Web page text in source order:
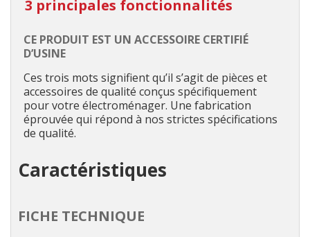
3 principales fonctionnalités
CE PRODUIT EST UN ACCESSOIRE CERTIFIÉ
D’USINE
Ces trois mots signifient qu’il s’agit de pièces et
accessoires de qualité conçus spécifiquement
pour votre électroménager. Une fabrication
éprouvée qui répond à nos strictes spécifications
de qualité.
Caractéristiques
FICHE TECHNIQUE